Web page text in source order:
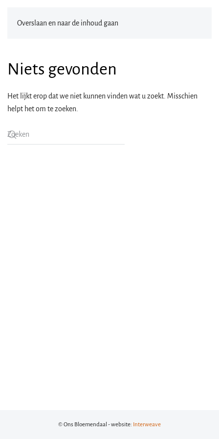
Overslaan en naar de inhoud gaan
Niets gevonden
Het lijkt erop dat we niet kunnen vinden wat u zoekt. Misschien
helpt het om te zoeken.
© Ons Bloemendaal - website: Interweave